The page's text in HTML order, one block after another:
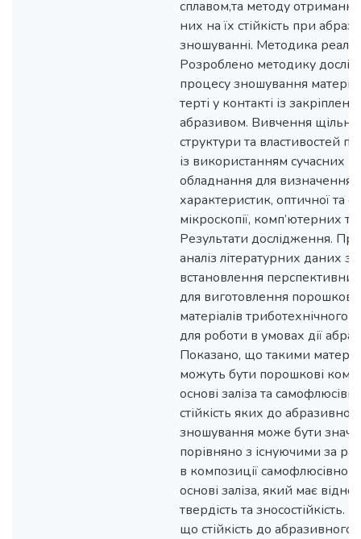
сплавом,та методу отримання
них на їх стійкість при
зношуванні. Методика
Розроблено методику
процесу зношування
терті у контакті із
абразивом. Вивчення
структури та властивостей
із використанням сучасних
обладнання для визначення
характеристик, оптичної та
мікроскопії, комп’ютерних
Результати дослідження.
аналіз літературних даних з
встановлення перспективних
для виготовлення
матеріалів триботехнічного
для роботи в умовах дії
Показано, що такими
можуть бути порошкові
основі заліза та
стійкість яких до
зношування може бути
порівняно з існуючими за
в композиції
основі заліза, який має
твердість та зносостійкість.
що стійкість до